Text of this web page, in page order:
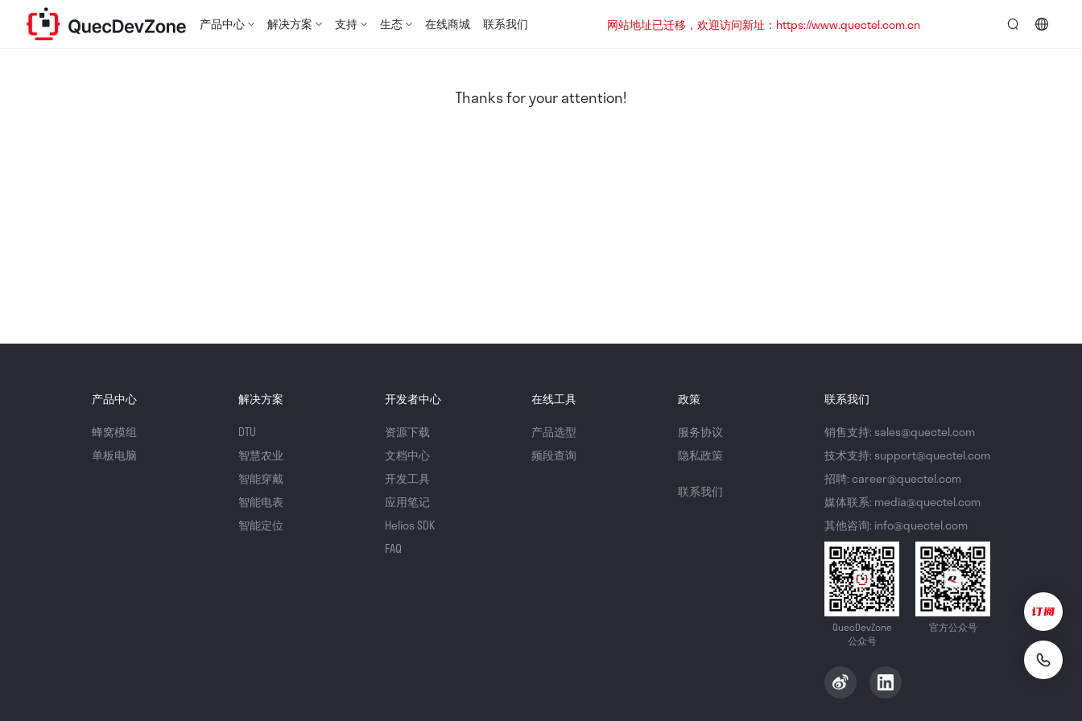
产品中心 解决方案 支持 生态 在线商城 联系我们
网站地址已迁移，欢迎访问新址：https://www.quectel.com.cn
Thanks for your attention!
产品中心
蜂窝模组
单板电脑
解决方案
DTU
智慧农业
智能穿戴
智能电表
智能定位
开发者中心
资源下载
文档中心
开发工具
应用笔记
Helios SDK
FAQ
在线工具
产品选型
频段查询
政策
服务协议
隐私政策
联系我们
联系我们
销售支持: sales@quectel.com
技术支持: support@quectel.com
招聘: career@quectel.com
媒体联系: media@quectel.com
其他咨询: info@quectel.com
QuecDevZone
公众号
官方公众号